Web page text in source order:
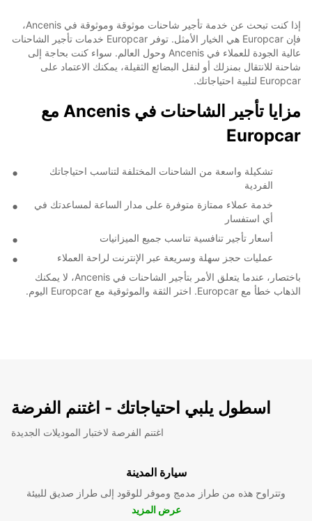
إذا كنت تبحث عن خدمة تأجير شاحنات موثوقة وموثوقة في Ancenis،
فإن Europcar هي الخيار الأمثل. توفر Europcar خدمات تأجير الشاحنات
عالية الجودة للعملاء في Ancenis وحول العالم. سواء كنت بحاجة إلى
شاحنة للانتقال بمنزلك أو لنقل البضائع الثقيلة، يمكنك الاعتماد على
Europcar لتلبية احتياجاتك.
مزايا تأجير الشاحنات في Ancenis مع
Europcar
تشكيلة واسعة من الشاحنات المختلفة لتناسب احتياجاتك
الفردية
خدمة عملاء ممتازة متوفرة على مدار الساعة لمساعدتك في
أي استفسار
أسعار تأجير تنافسية تناسب جميع الميزانيات
عمليات حجز سهلة وسريعة عبر الإنترنت لراحة العملاء
باختصار، عندما يتعلق الأمر بتأجير الشاحنات في Ancenis، لا يمكنك
الذهاب خطأ مع Europcar. اختر الثقة والموثوقية مع Europcar اليوم.
اسطول يلبي احتياجاتك - اغتنم الفرضة
اغتنم الفرصة لاختبار الموديلات الجديدة
سيارة المدينة
وتتراوح هذه من طراز مدمج وموفر للوقود إلى طراز صديق للبيئة
عرض المزيد